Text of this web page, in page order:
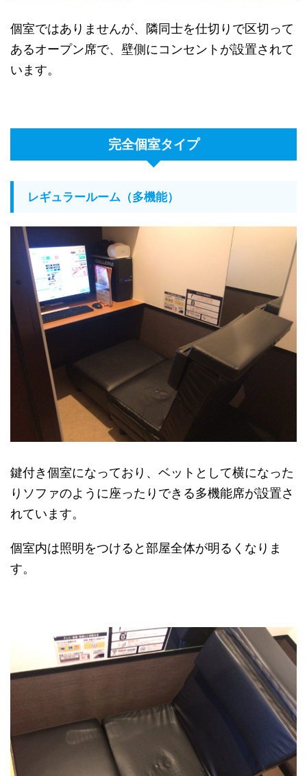
個室ではありませんが、隣同士を仕切りで区切って
あるオープン席で、壁側にコンセントが設置されて
います。
完全個室タイプ
レギュラールーム（多機能）
鍵付き個室になっており、ベットとして横になった
りソファのように座ったりできる多機能席が設置さ
れています。
個室内は照明をつけると部屋全体が明るくなりま
す。